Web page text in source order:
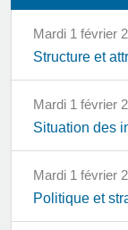
mardi 1 février
Structure et
mardi 1 février
Situation des
mardi 1 février
Politique et